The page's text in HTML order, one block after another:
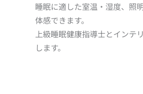
睡眠に適した室温・湿度、照
体感できます。
上級睡眠健康指導士とインテ
します。